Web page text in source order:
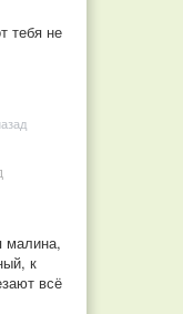
тебя не
малина,
к
всё